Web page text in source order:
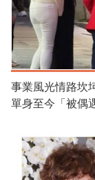
事業風光情路坎
單身至今「被偶